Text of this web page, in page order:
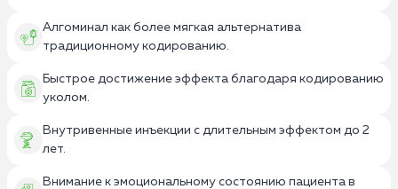
Алгоминал как более мягкая альтернатива
традиционному кодированию.
Быстрое достижение эффекта благодаря кодированию
уколом.
Внутривенные инъекции с длительным эффектом до 2
лет.
Внимание к эмоциональному состоянию пациента в